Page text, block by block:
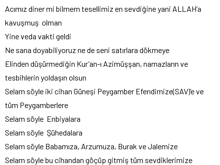
Acımız diner mi bilmem tesellimiz en sevdiğine yani ALLAH’a
kavuşmuş olman
Yine veda vakti geldi
Ne sana doyabiliyoruz ne de seni satırlara dökmeye
Elinden düşürmediğin Kur’an-ı Azimüşşan, namazların ve
tesbihlerin yoldaşın olsun
Selam söyle iki cihan Güneşi Peygamber Efendimize(SAV)’e ve
tüm Peygamberlere
Selam söyle Enbiyalara
Selam söyle Şühedalara
Selam söyle Babamıza, Arzumuza, Burak ve Jalemize
Selam söyle bu cihandan göçüp gitmiş tüm sevdiklerimize